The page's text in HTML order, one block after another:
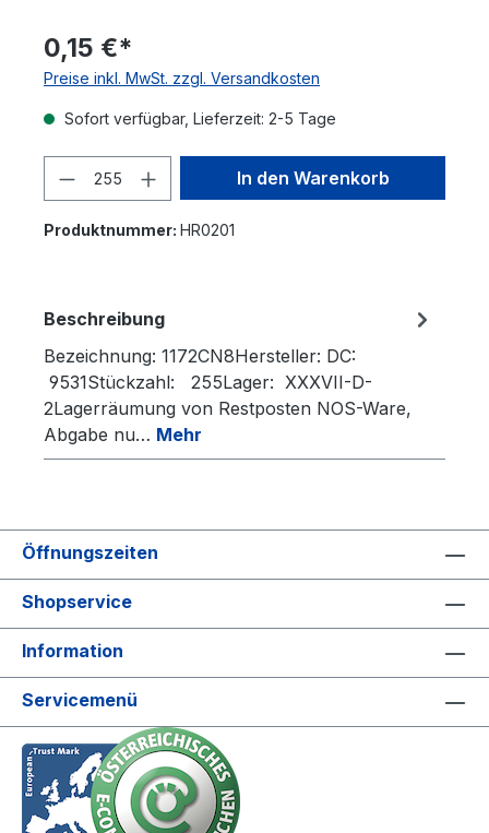
0,15 €*
Preise inkl. MwSt. zzgl. Versandkosten
Sofort verfügbar, Lieferzeit: 2-5 Tage
Produkt Anzahl: Gib den
In den Warenkorb
Produktnummer: HR0201
Beschreibung
Bezeichnung: 1172CN8Hersteller: DC:
9531Stückzahl: 255Lager: XXXVII-D-
2Lagerräumung von Restposten NOS-Ware,
Abgabe nu… Mehr
Öffnungszeiten
Shopservice
Information
Servicemenü